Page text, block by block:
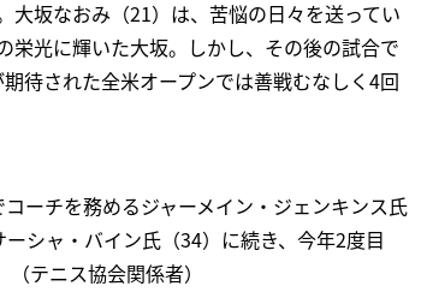
坂なおみ（21）は、苦悩の日々を送ってい
栄光に輝いた大坂。しかし、その後の試合で
待された全米オープンでは善戦むなしく4回
ーチを務めるジャーメイン・ジェンキンス氏
シャ・バイン氏（34）に続き、今年2度目
テニス協会関係者）